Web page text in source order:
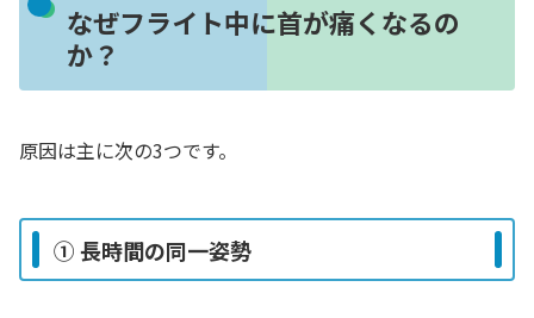
なぜフライト中に首が痛くなるの
か？
原因は主に次の3つです。
① 長時間の同一姿勢